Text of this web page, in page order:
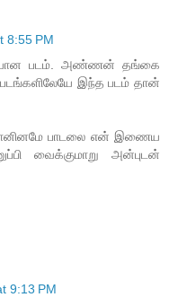
8:55 PM
படம். அண்ணன் தங்கை
இந்த படம் தான்
பாடலை என் இணைய
வைக்குமாறு அன்புடன்
9:13 PM